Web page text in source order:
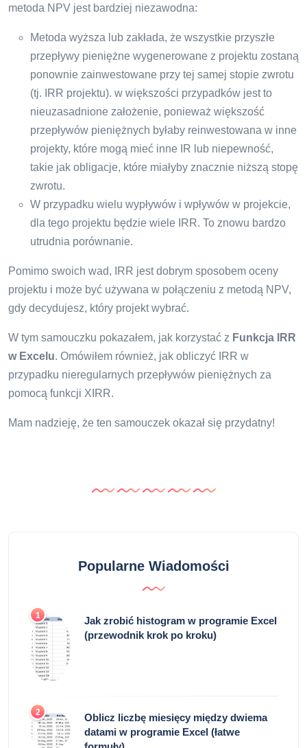
metoda NPV jest bardziej niezawodna:
Metoda wyższa lub zakłada, że ​​wszystkie przyszłe
przepływy pieniężne wygenerowane z projektu zostaną
ponownie zainwestowane przy tej samej stopie zwrotu
(tj. IRR projektu). w większości przypadków jest to
nieuzasadnione założenie, ponieważ większość
przepływów pieniężnych byłaby reinwestowana w inne
projekty, które mogą mieć inne IR lub niepewność,
takie jak obligacje, które miałyby znacznie niższą stopę
zwrotu.
W przypadku wielu wypływów i wpływów w projekcie,
dla tego projektu będzie wiele IRR. To znowu bardzo
utrudnia porównanie.
Pomimo swoich wad, IRR jest dobrym sposobem oceny
projektu i może być używana w połączeniu z metodą NPV,
gdy decydujesz, który projekt wybrać.
W tym samouczku pokazałem, jak korzystać z Funkcja IRR
w Excelu. Omówiłem również, jak obliczyć IRR w
przypadku nieregularnych przepływów pieniężnych za
pomocą funkcji XIRR.
Mam nadzieję, że ten samouczek okazał się przydatny!
Popularne Wiadomości
1
Jak zrobić histogram w programie Excel
(przewodnik krok po kroku)
2
Oblicz liczbę miesięcy między dwiema
datami w programie Excel (łatwe